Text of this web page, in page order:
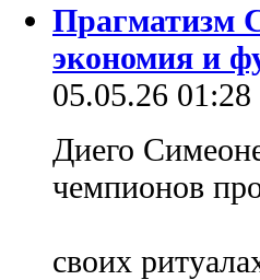
Прагматизм
экономия и
05.05.26 01:28
Диего
чемпионов
своих